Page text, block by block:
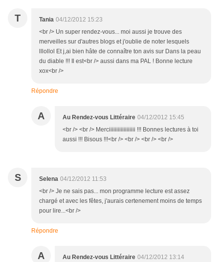
T Tania 04/12/2012 15:23
<br /> Un super rendez-vous... moi aussi je trouve des
merveilles sur d'autres blogs et j'oublie de noter lesquels
lllollol Et j,ai bien hâte de connaître ton avis sur Dans la peau
du diable !!! Il est<br /> aussi dans ma PAL ! Bonne lecture
xox<br />
Répondre
A Au Rendez-vous Littéraire 04/12/2012 15:45
<br /> <br /> Merciiiiiiiiiiiiiiiiii !!! Bonnes lectures à toi
aussi !!! Bisous !!!<br /> <br /> <br /> <br />
S Selena 04/12/2012 11:53
<br /> Je ne sais pas... mon programme lecture est assez
chargé et avec les fêtes, j'aurais certenement moins de temps
pour lire...<br />
Répondre
A Au Rendez-vous Littéraire 04/12/2012 13:14